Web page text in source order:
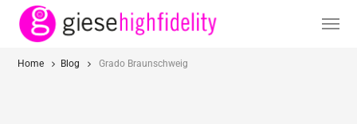
Home Blog Grado Braunschweig